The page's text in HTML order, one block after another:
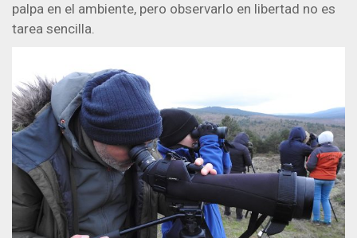
palpa en el ambiente, pero observarlo en libertad no es
tarea sencilla.